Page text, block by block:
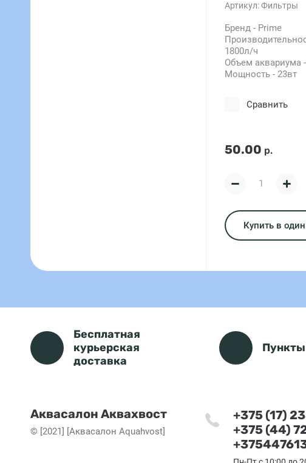
Артикул:Фильтры
Бренд - Prime
1800л/ч
Объем аквариума
Мощность - 23вт
Сравнить
50.00 р.
Купить в
Бесплатная
курьерская
доставка
Аквасалон Аквахвост
© [2021] [Аквасалон Aquahvost]
+375 (17)
+375 (44)